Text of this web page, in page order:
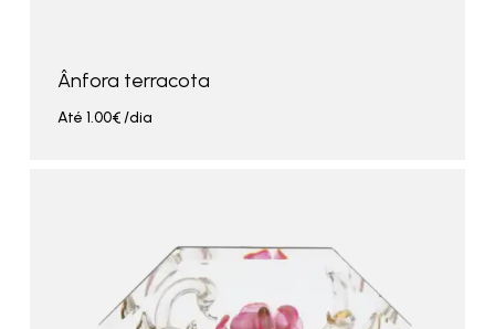
Ânfora terracota
Até 1.00€/dia